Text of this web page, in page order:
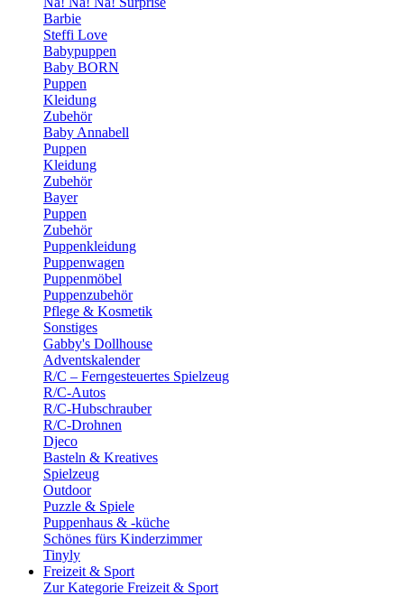
Barbie
Steffi Love
Babypuppen
Baby BORN
Puppen
Kleidung
Zubehör
Baby Annabell
Puppen
Kleidung
Zubehör
Bayer
Puppen
Zubehör
Puppenkleidung
Puppenwagen
Puppenmöbel
Puppenzubehör
Pflege & Kosmetik
Sonstiges
Gabby's Dollhouse
Adventskalender
R/C – Ferngesteuertes Spielzeug
R/C-Autos
R/C-Hubschrauber
R/C-Drohnen
Djeco
Basteln & Kreatives
Spielzeug
Outdoor
Puzzle & Spiele
Puppenhaus & -küche
Schönes fürs Kinderzimmer
Tinyly
Freizeit & Sport
Zur Kategorie Freizeit & Sport